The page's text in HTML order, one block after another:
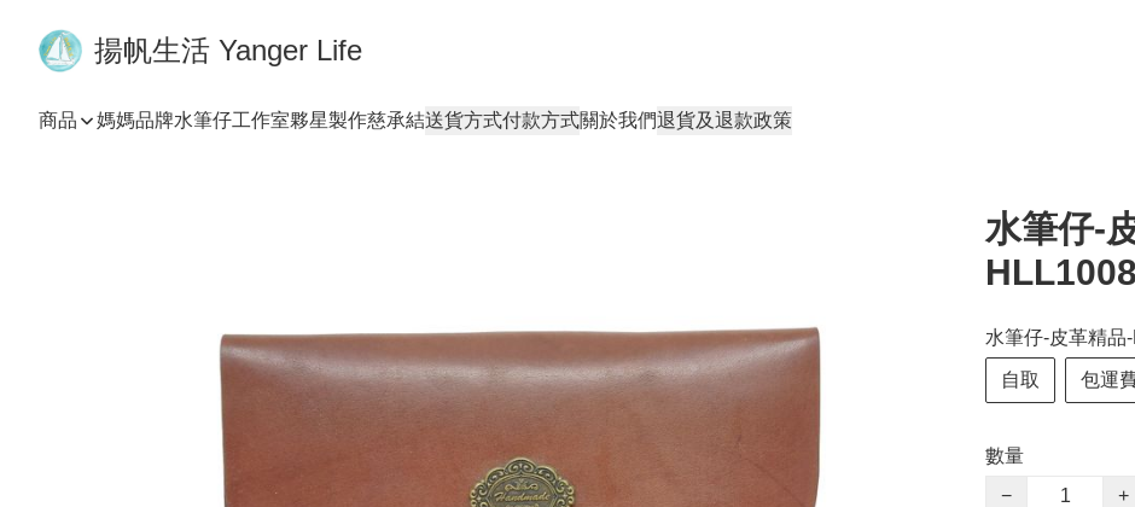
揚帆生活 Yanger Life
商品 媽媽品牌水筆仔工作室夥星製作慈承結送貨方式付款方式關於我們退貨及退款政策
水筆仔-
HLL1008
水筆仔-皮革精品
自取 包運
數量
−
+